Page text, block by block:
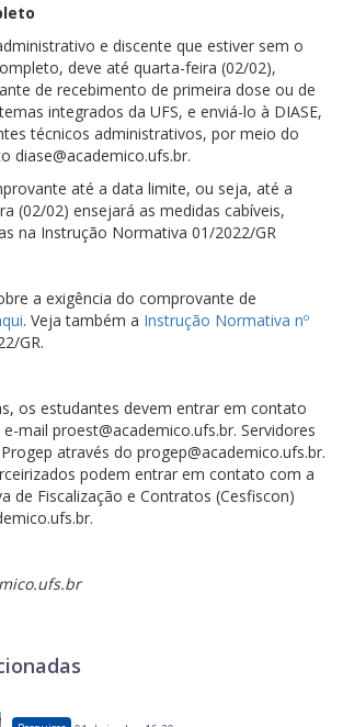
e discente que estiver sem o
deve até quarta-feira (02/02),
de recebimento de primeira dose ou de
integrados da UFS, e enviá-lo à DIASE,
técnicos administrativos, por meio do
diase@academico.ufs.br.
até a data limite, ou seja, até a
(02/02) ensejará as medidas cabíveis,
na Instrução Normativa 01/2022/GR
a exigência do comprovante de
. Veja também a Instrução Normativa nº
GR.
os estudantes devem entrar em contato
mail proest@academico.ufs.br. Servidores
através do progep@academico.ufs.br.
podem entrar em contato com a
de Fiscalização e Contratos (Cesfiscon)